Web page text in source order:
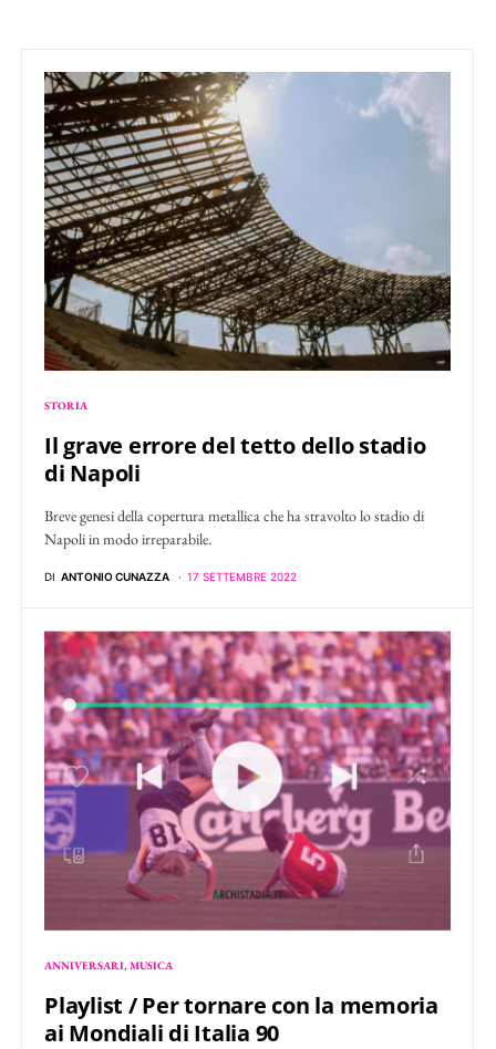
STORIA
Il grave errore del tetto dello stadio
di Napoli
Breve genesi della copertura metallica che ha stravolto lo stadio di
Napoli in modo irreparabile.
DI ANTONIO CUNAZZA 17 SETTEMBRE 2022
ANNIVERSARI MUSICA
Playlist / Per tornare con la memoria
ai Mondiali di Italia 90